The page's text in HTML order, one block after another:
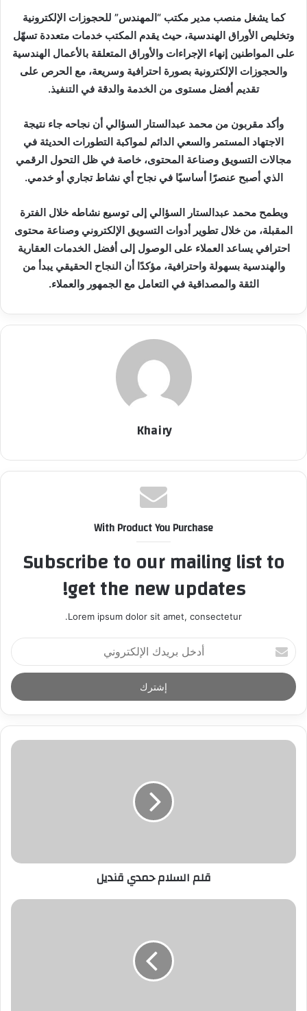
كما يشغل منصب مدير مكتب “المهندس” للحجوزات الإلكترونية
وتخليص الأوراق الهندسية، حيث يقدم المكتب خدمات متعددة تسهّل
على المواطنين إنهاء الإجراءات والأوراق المتعلقة بالأعمال الهندسية
والحجوزات الإلكترونية بصورة احترافية وسريعة، مع الحرص على
تقديم أفضل مستوى من الخدمة والدقة في التنفيذ.
وأكد مقربون من محمد عبدالستار السؤالي أن نجاحه جاء نتيجة
الاجتهاد المستمر والسعي الدائم لمواكبة التطورات الحديثة في
مجالات التسويق وصناعة المحتوى، خاصة في ظل التحول الرقمي
الذي أصبح عنصرًا أساسيًا في نجاح أي نشاط تجاري أو خدمي.
ويطمح محمد عبدالستار السؤالي إلى توسيع نشاطه خلال الفترة
المقبلة، من خلال تطوير أدوات التسويق الإلكتروني وصناعة محتوى
احترافي يساعد العملاء على الوصول إلى أفضل الخدمات العقارية
والهندسية بسهولة واحترافية، مؤكدًا أن النجاح الحقيقي يبدأ من
الثقة والمصداقية في التعامل مع الجمهور والعملاء.
Khairy
With Product You Purchase
Subscribe to our mailing list to
get the new updates!
Lorem ipsum dolor sit amet, consectetur.
أ
د
خ
ل
ر
د
ر
ي
قلم السلام حمدي قنديل